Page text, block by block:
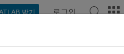
받기 로그인